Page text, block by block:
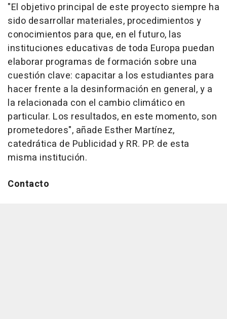
"El objetivo principal de este proyecto siempre ha
sido desarrollar materiales, procedimientos y
conocimientos para que, en el futuro, las
instituciones educativas de toda Europa puedan
elaborar programas de formación sobre una
cuestión clave: capacitar a los estudiantes para
hacer frente a la desinformación en general, y a
la relacionada con el cambio climático en
particular. Los resultados, en este momento, son
prometedores", añade Esther Martínez,
catedrática de Publicidad y RR. PP. de esta
misma institución.
Contacto